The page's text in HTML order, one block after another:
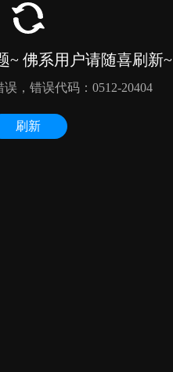
~ 佛系用户请随喜刷新~
，错误代码：0512-20404
刷新